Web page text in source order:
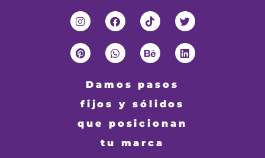
Damos pasos
fijos y sólidos
que posicionan
tu marca